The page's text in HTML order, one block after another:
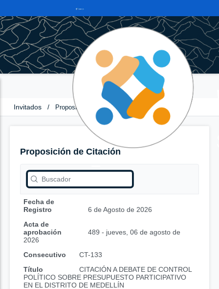
Invitados / Proposición de Citación
Proposición de Citación
Fecha de
Registro
6 de Agosto de 2026
Acta de
aprobación
489 - jueves, 06 de agosto de
2026
Consecutivo
CT-133
Título
CITACIÓN A DEBATE DE CONTROL
POLÍTICO SOBRE PRESUPUESTO PARTICIPATIVO
EN EL DISTRITO DE MEDELLÍN